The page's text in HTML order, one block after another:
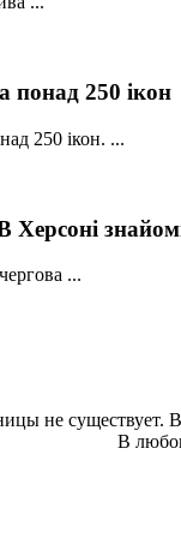
понад 250 ікон
250 ікон. ...
...
не существует.
В